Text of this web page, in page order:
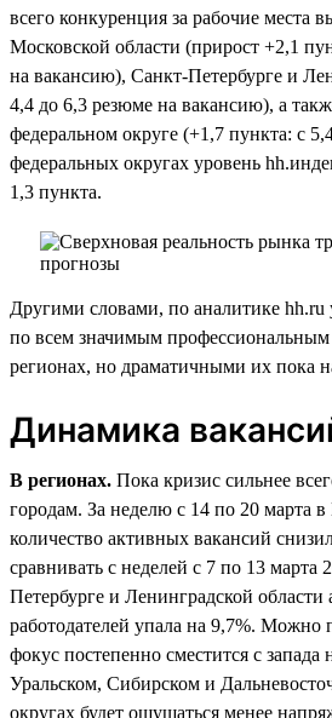
всего конкуренция за рабочие места
Московской области (прирост +2,1
на вакансию), Санкт-Петербурге и
4,4 до 6,3 резюме на вакансию), а
федеральном округе (+1,7 пункта: с
федеральных округах уровень
1,3 пункта.
Другими словами, по аналитике
по всем значимым профессиональным
регионах, но драматичными их пока
Динамика
В регионах. Пока кризис сильнее
городам. За неделю с 14 по 20 марта
количество активных вакансий
сравнивать с неделей с 7 по 13 марта
Петербурге и Ленинградской области
работодателей упала на 9,7%. Можно
фокус постепенно сместится с
Уральском, Сибирском и
округах будет ощущаться менее